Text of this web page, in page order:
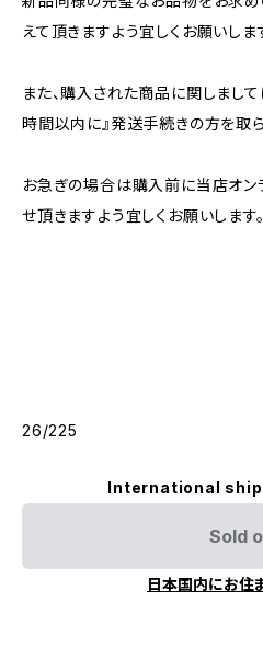
えて頂きますよう宜しくお願いしま
また、購入された商品に関しまし
時間以内に』発送手続きの方を取ら
お急ぎの場合は購入前に当店オン
せ頂きますよう宜しくお願いします。
26/225
International
Sold
日本国内にお住